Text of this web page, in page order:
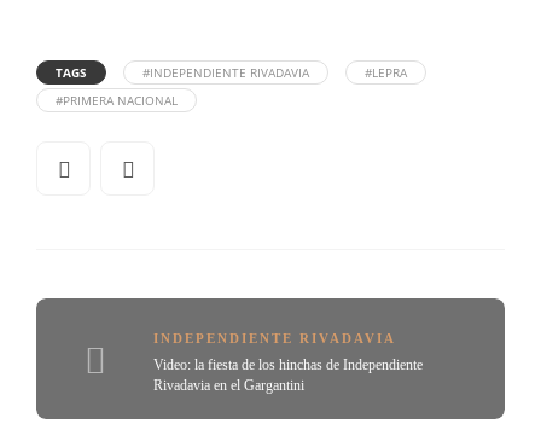
TAGS #INDEPENDIENTE RIVADAVIA
#LEPRA
#PRIMERA NACIONAL
INDEPENDIENTE RIVADAVIA
Video: la fiesta de los hinchas de Independiente
Rivadavia en el Gargantini